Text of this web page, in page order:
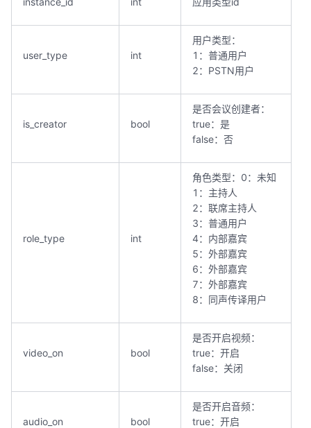
user_type int
用户类型：
1：普通用户
2：PSTN用户
is_creator bool
是否会议创建者：
true：是
false：否
role_type int
角色类型：0：未知
1：主持人
2：联席主持人
3：普通用户
4：内部嘉宾
5：外部嘉宾
6：外部嘉宾
7：外部嘉宾
8：同声传译用户
video_on bool
是否开启视频：
true：开启
false：关闭
audio_on bool
是否开启音频：
true：开启